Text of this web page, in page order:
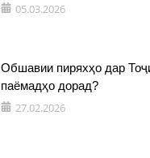
05.03.2026
Обшавии пиряхҳо дар
паёмадҳо дорад?
27.02.2026